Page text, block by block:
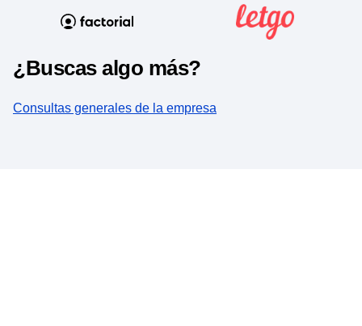
¿Buscas algo más?
Consultas generales de la empresa